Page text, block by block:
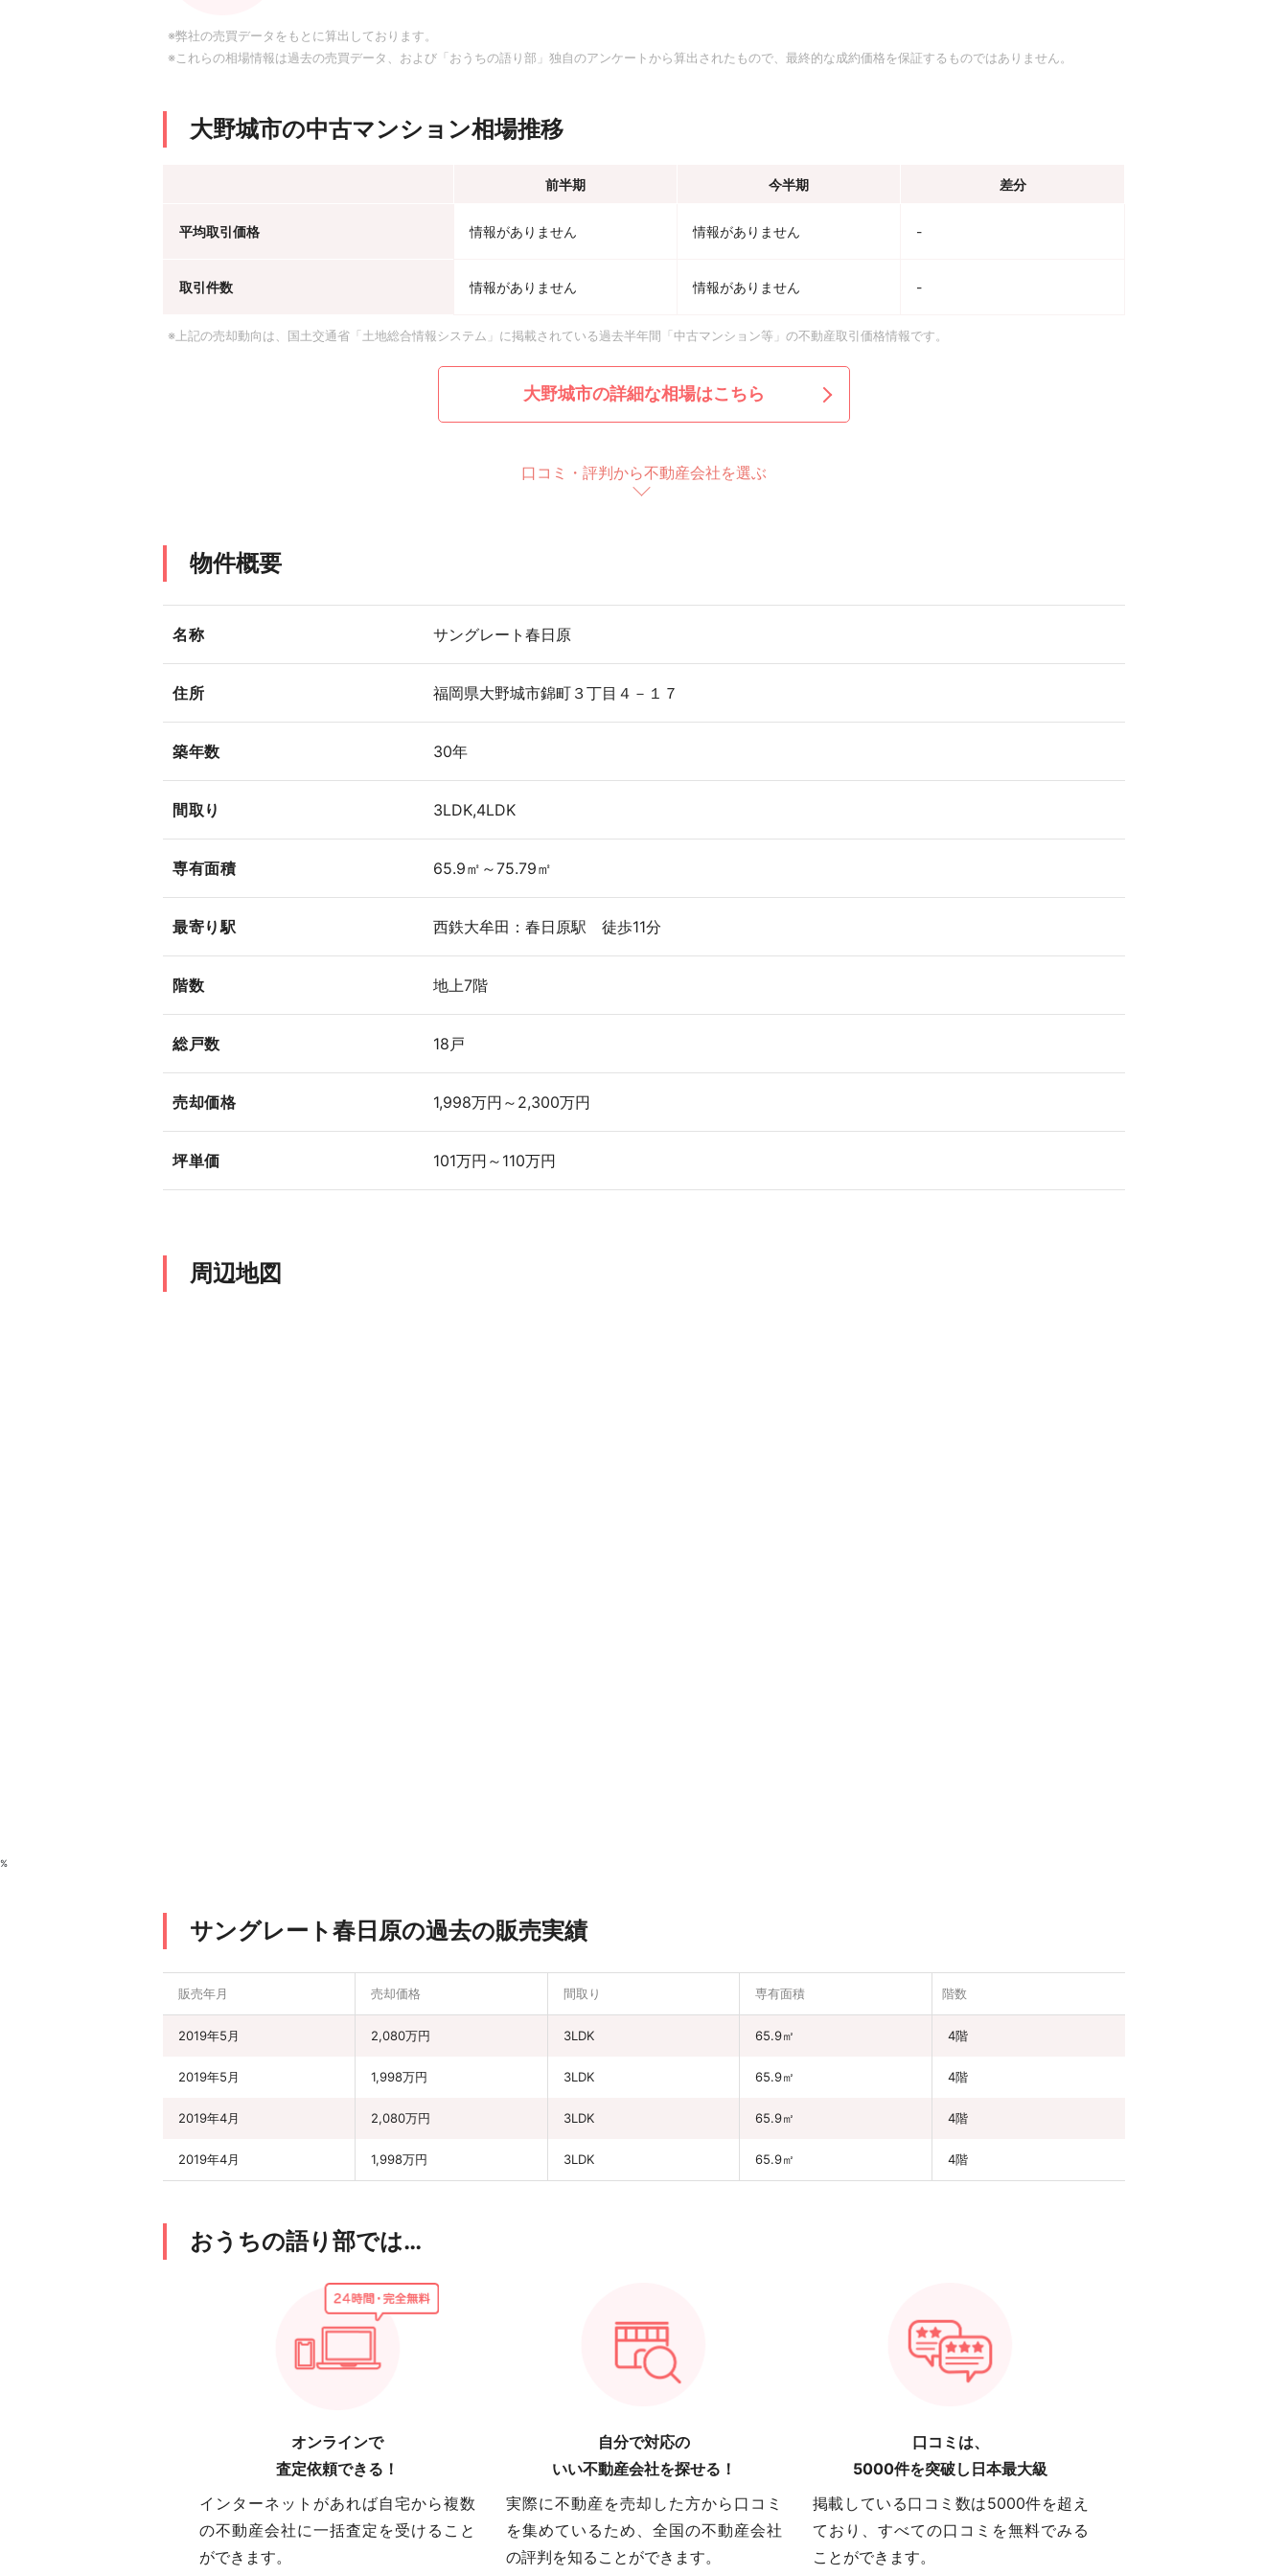
※弊社の売買データをもとに算出しております。
※これらの相場情報は過去の売買データ、および「おうちの語り部」独自のアンケートから算出されたもので、最終的な成約価格を保証するものではありません。
大野城市の中古マンション相場推移
前半期 今半期 差分
平均取引価格 情報がありません 情報がありません -
取引件数 情報がありません 情報がありません -
※上記の売却動向は、国土交通省「土地総合情報システム」に掲載されている過去半年間「中古マンション等」の不動産取引価格情報です。
大野城市の詳細な相場はこちら
口コミ・評判から不動産会社を選ぶ
物件概要
名称 サングレート春日原
住所 福岡県大野城市錦町３丁目４－１７
築年数 30年
間取り 3LDK,4LDK
専有面積 65.9㎡～75.79㎡
最寄り駅 西鉄大牟田：春日原駅 徒歩11分
階数 地上7階
総戸数 18戸
売却価格 1,998万円～2,300万円
坪単価 101万円～110万円
周辺地図
%
サングレート春日原の過去の販売実績
販売年月 売却価格 間取り 専有面積 階数
2019年5月 2,080万円 3LDK 65.9㎡ 4階
2019年5月 1,998万円 3LDK 65.9㎡ 4階
2019年4月 2,080万円 3LDK 65.9㎡ 4階
2019年4月 1,998万円 3LDK 65.9㎡ 4階
おうちの語り部では…
オンラインで
査定依頼できる！
インターネットがあれば自宅から複数
の不動産会社に一括査定を受けること
ができます。
自分で対応の
いい不動産会社を探せる！
実際に不動産を売却した方から口コミ
を集めているため、全国の不動産会社
の評判を知ることができます。
口コミは、
5000件を突破し日本最大級
掲載している口コミ数は5000件を超え
ており、すべての口コミを無料でみる
ことができます。